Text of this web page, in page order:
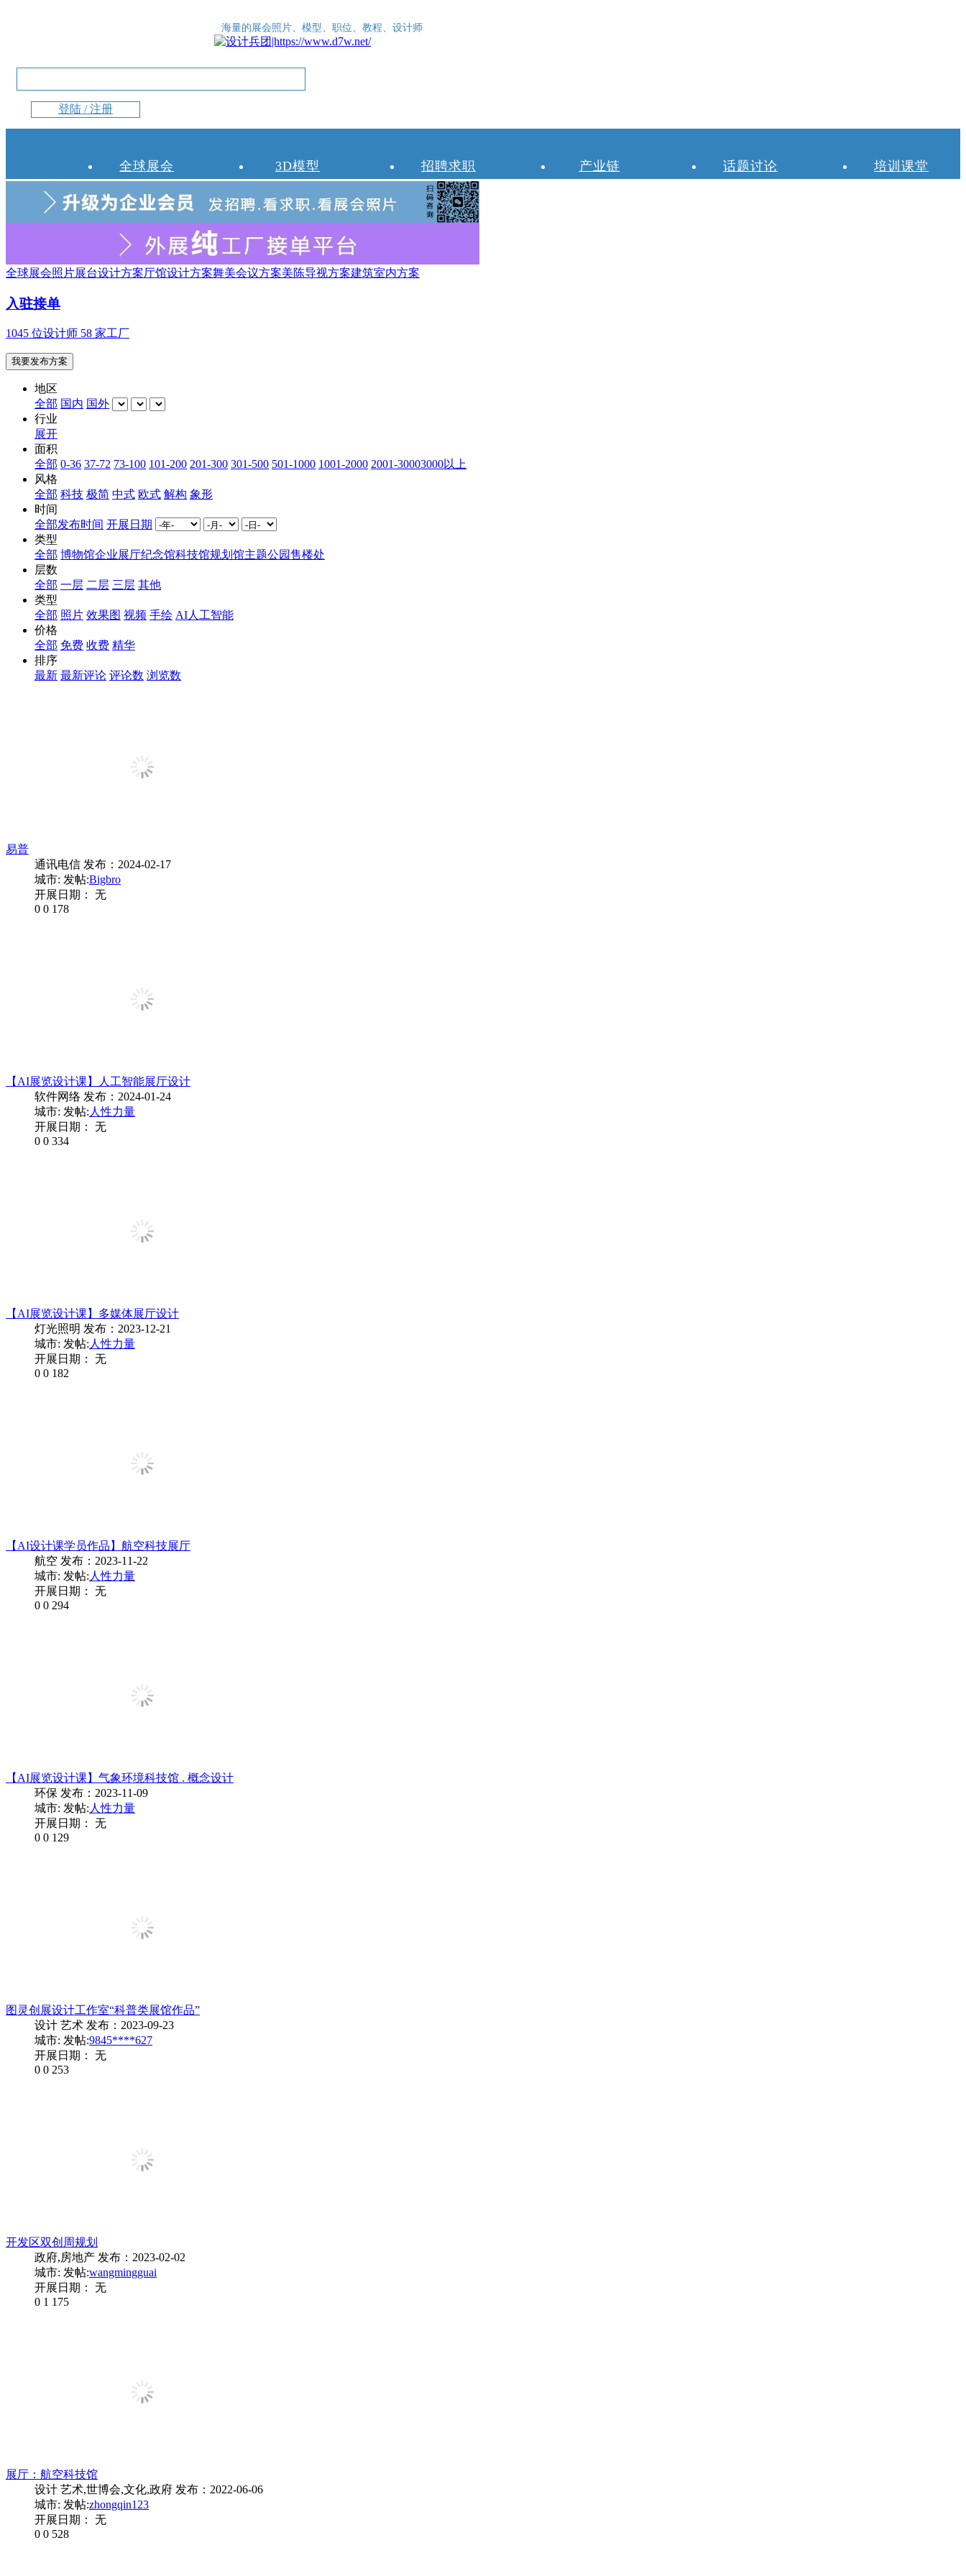
海量的展会照片、模型、职位、教程、设计师
登陆 / 注册
全球展会 3D模型 招聘求职 产业链 话题讨论 培训课堂
全球展会照片展台设计方案厅馆设计方案舞美会议方案美陈导视方案建筑室内方案
入驻接单
1045 位设计师 58 家工厂
我要发布方案
地区
全部 国内 国外
行业
展开
面积
全部 0-36 37-72 73-100 101-200 201-300 301-500 501-1000 1001-2000 2001-30003000以上
风格
全部 科技 极简 中式 欧式 解构 象形
时间
全部发布时间 开展日期
类型
全部 博物馆企业展厅纪念馆科技馆规划馆主题公园售楼处
层数
全部 一层 二层 三层 其他
类型
全部 照片 效果图 视频 手绘 AI人工智能
价格
全部 免费 收费 精华
排序
最新 最新评论 评论数 浏览数
易普
通讯电信 发布：2024-02-17
城市: 发帖:Bigbro
开展日期： 无
0 0 178
【AI展览设计课】人工智能展厅设计
软件网络 发布：2024-01-24
城市: 发帖:人性力量
开展日期： 无
0 0 334
【AI展览设计课】多媒体展厅设计
灯光照明 发布：2023-12-21
城市: 发帖:人性力量
开展日期： 无
0 0 182
【AI设计课学员作品】航空科技展厅
航空 发布：2023-11-22
城市: 发帖:人性力量
开展日期： 无
0 0 294
【AI展览设计课】气象环境科技馆 . 概念设计
环保 发布：2023-11-09
城市: 发帖:人性力量
开展日期： 无
0 0 129
图灵创展设计工作室“科普类展馆作品”
设计 艺术 发布：2023-09-23
城市: 发帖:9845****627
开展日期： 无
0 0 253
开发区双创周规划
政府,房地产 发布：2023-02-02
城市: 发帖:wangmingguai
开展日期： 无
0 1 175
展厅：航空科技馆
设计 艺术,世博会,文化,政府 发布：2022-06-06
城市: 发帖:zhongqin123
开展日期： 无
0 0 528